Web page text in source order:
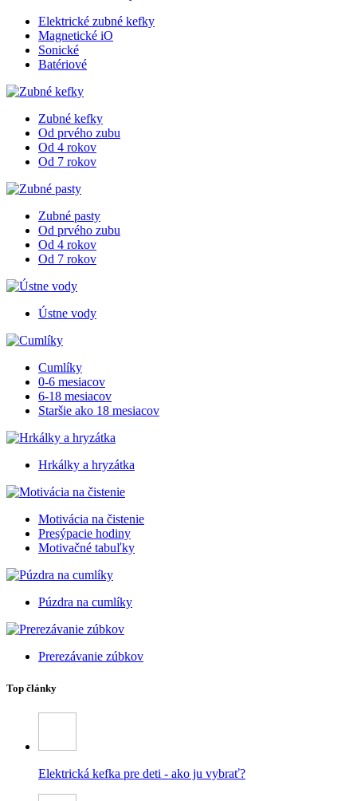
Elektrické zubné kefky
Magnetické iO
Sonické
Batériové
Zubné kefky
Od prvého zubu
Od 4 rokov
Od 7 rokov
Zubné pasty
Od prvého zubu
Od 4 rokov
Od 7 rokov
Ústne vody
Cumlíky
0-6 mesiacov
6-18 mesiacov
Staršie ako 18 mesiacov
Hrkálky a hryzátka
Motivácia na čistenie
Presýpacie hodiny
Motivačné tabuľky
Púzdra na cumlíky
Prerezávanie zúbkov
Top články
Elektrická kefka pre deti - ako ju vybrať?